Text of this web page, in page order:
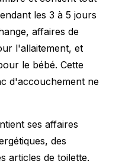
les 3 à 5 jours
affaires de
l'allaitement, et
le bébé. Cette
d'accouchement ne
ses affaires
des
articles de toilette.